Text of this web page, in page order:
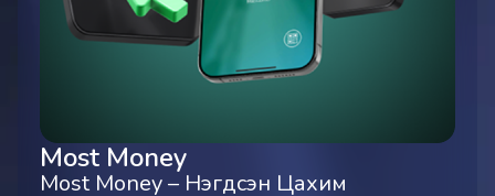
Most Money
Most Money – Нэгдсэн Цахим